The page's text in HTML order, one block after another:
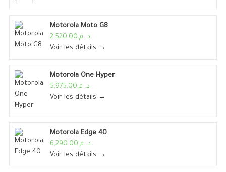
Motorola Moto G8
د. م.2,520.00
Voir les détails →
Motorola One Hyper
د. م.5,975.00
Voir les détails →
Motorola Edge 40
د. م.6,290.00
Voir les détails →